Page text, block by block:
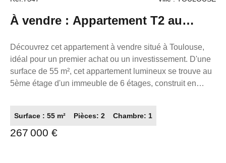
À vendre : Appartement T2 au
dernier étage à Toulouse
Découvrez cet appartement à vendre situé à Toulouse,
idéal pour un premier achat ou un investissement. D'une
surface de 55 m², cet appartement lumineux se trouve au
5ème étage d'un immeuble de 6 étages, construit en
de vente est de 267000 €. Profitez de la proximité de
nombreux points d'intérêts, tels que des restaurants, des
Surface : 55 m² Pièces: 2 Chambre: 1
267 000 €